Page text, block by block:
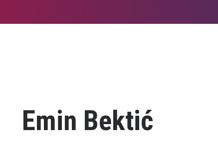
Emin Bektić